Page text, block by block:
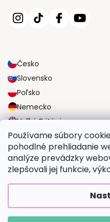
Používame súbory
pohodlné prehliadanie
analýze prevádzky
zlepšovali jej funkcie,
Česko
Slovensko
Poľsko
Nemecko
Veľká Británia
SPOĽAHLIVÉ MOŽNOSTI
BEZPEČNÉ MOŽNOSTI